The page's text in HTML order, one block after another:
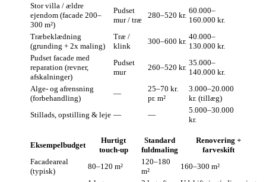
Stor villa / ældre
ejendom (facade 200–
300 m²)
Pudset
mur / træ
280–520 kr.
60.000–
160.000 kr.
Træbeklædning
(grunding + 2x maling)
Træ /
klink
300–600 kr.
40.000–
130.000 kr.
Pudset facade med
reparation (revner,
afskalninger)
Pudset
mur
260–520 kr.
35.000–
140.000 kr.
Alge- og afrensning
(forbehandling)
—
25–70 kr.
pr. m²
3.000–20.000
kr. (tillæg)
Stillads, opstilling & leje — —
5.000–30.000
kr.
Eksempelbudget
Hurtigt
touch‑up
Standard
fuldmaling
Renovering +
farveskift
Facadeareal
(typisk)
80–120 m²
120–180
m²
160–300 m²